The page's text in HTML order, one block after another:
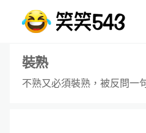
裝熟
不熟又必須裝熟，被反問一